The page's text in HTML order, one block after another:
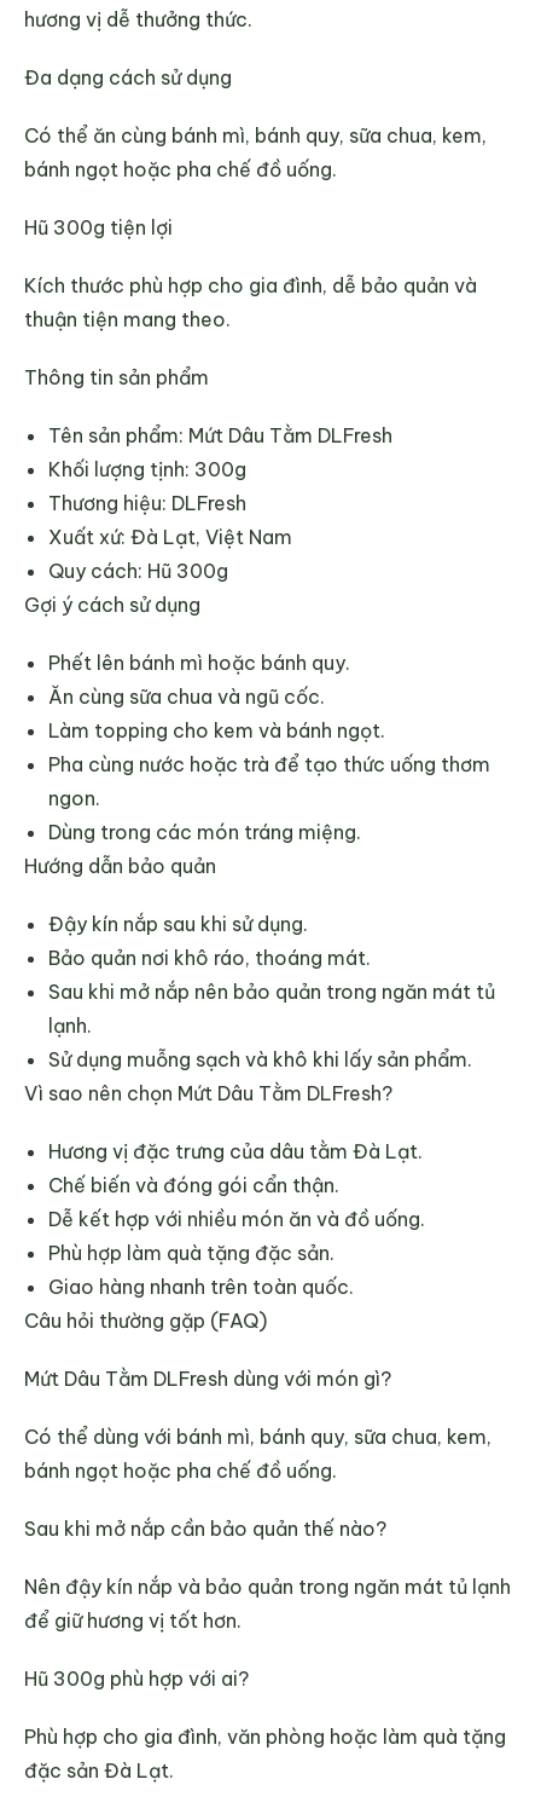
hương vị dễ thưởng thức.
Đa dạng cách sử dụng
Có thể ăn cùng bánh mì, bánh quy, sữa chua, kem,
bánh ngọt hoặc pha chế đồ uống.
Hũ 300g tiện lợi
Kích thước phù hợp cho gia đình, dễ bảo quản và
thuận tiện mang theo.
Thông tin sản phẩm
Tên sản phẩm: Mứt Dâu Tằm DLFresh
Khối lượng tịnh: 300g
Thương hiệu: DLFresh
Xuất xứ: Đà Lạt, Việt Nam
Quy cách: Hũ 300g
Gợi ý cách sử dụng
Phết lên bánh mì hoặc bánh quy.
Ăn cùng sữa chua và ngũ cốc.
Làm topping cho kem và bánh ngọt.
Pha cùng nước hoặc trà để tạo thức uống thơm
ngon.
Dùng trong các món tráng miệng.
Hướng dẫn bảo quản
Đậy kín nắp sau khi sử dụng.
Bảo quản nơi khô ráo, thoáng mát.
Sau khi mở nắp nên bảo quản trong ngăn mát tủ
lạnh.
Sử dụng muỗng sạch và khô khi lấy sản phẩm.
Vì sao nên chọn Mứt Dâu Tằm DLFresh?
Hương vị đặc trưng của dâu tằm Đà Lạt.
Chế biến và đóng gói cẩn thận.
Dễ kết hợp với nhiều món ăn và đồ uống.
Phù hợp làm quà tặng đặc sản.
Giao hàng nhanh trên toàn quốc.
Câu hỏi thường gặp (FAQ)
Mứt Dâu Tằm DLFresh dùng với món gì?
Có thể dùng với bánh mì, bánh quy, sữa chua, kem,
bánh ngọt hoặc pha chế đồ uống.
Sau khi mở nắp cần bảo quản thế nào?
Nên đậy kín nắp và bảo quản trong ngăn mát tủ lạnh
để giữ hương vị tốt hơn.
Hũ 300g phù hợp với ai?
Phù hợp cho gia đình, văn phòng hoặc làm quà tặng
đặc sản Đà Lạt.